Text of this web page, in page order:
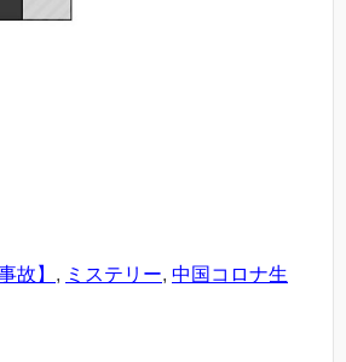
故】 , ミステリー, 中国コロナ生